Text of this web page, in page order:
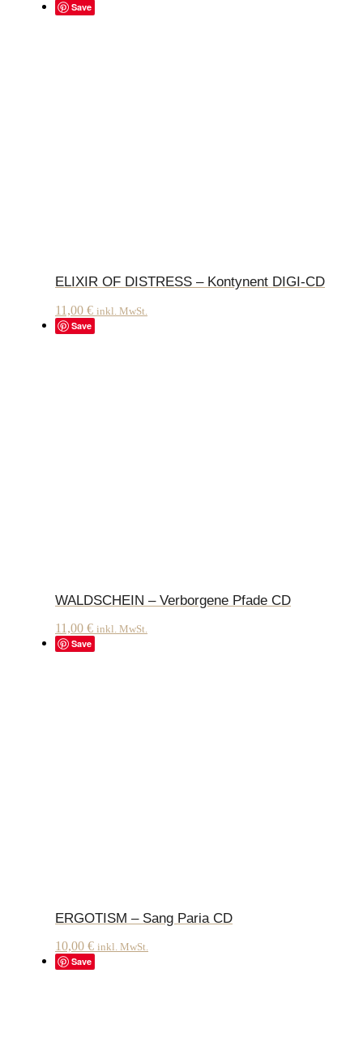
Save
ELIXIR OF DISTRESS – Kontynent DIGI-CD
11,00 € inkl. MwSt.
Save
WALDSCHEIN – Verborgene Pfade CD
11,00 € inkl. MwSt.
Save
ERGOTISM – Sang Paria CD
10,00 € inkl. MwSt.
Save